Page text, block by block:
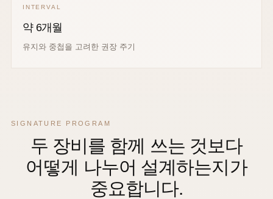
INTERVAL
약 6개월
유지와 중첩을 고려한 권장 주기
SIGNATURE PROGRAM
두 장비를 함께 쓰는 것보다
어떻게 나누어 설계하는지가
중요합니다.